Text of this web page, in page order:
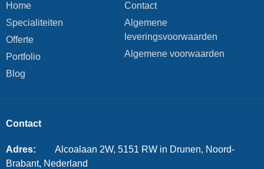
Home
Specialiteiten
Offerte
Portfolio
Blog
Contact
Algemene
leveringsvoorwaarden
Algemene voorwaarden
Contact
Adres:
Alcoalaan 2W, 5151 RW in Drunen, Noord-
Brabant, Nederland